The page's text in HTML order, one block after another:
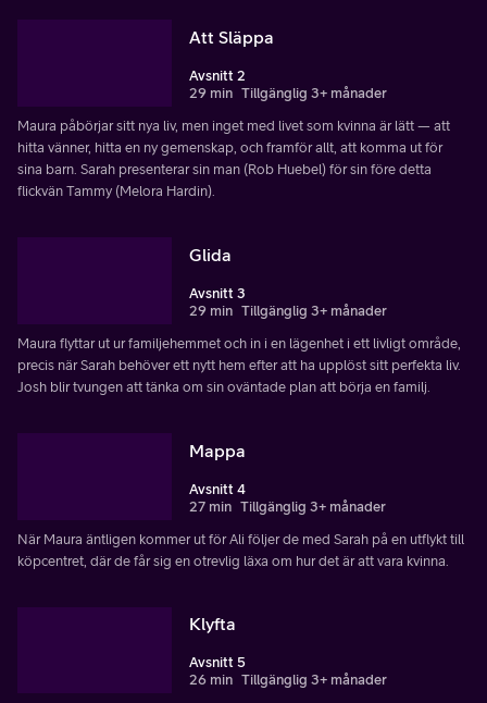
Att Släppa
Avsnitt 2
29 min Tillgänglig 3+ månader
Maura påbörjar sitt nya liv, men inget med livet som kvinna är lätt — att
hitta vänner, hitta en ny gemenskap, och framför allt, att komma ut för
sina barn. Sarah presenterar sin man (Rob Huebel) för sin före detta
flickvän Tammy (Melora Hardin).
Glida
Avsnitt 3
29 min Tillgänglig 3+ månader
Maura flyttar ut ur familjehemmet och in i en lägenhet i ett livligt område,
precis när Sarah behöver ett nytt hem efter att ha upplöst sitt perfekta liv.
Josh blir tvungen att tänka om sin oväntade plan att börja en familj.
Mappa
Avsnitt 4
27 min Tillgänglig 3+ månader
När Maura äntligen kommer ut för Ali följer de med Sarah på en utflykt till
köpcentret, där de får sig en otrevlig läxa om hur det är att vara kvinna.
Klyfta
Avsnitt 5
26 min Tillgänglig 3+ månader